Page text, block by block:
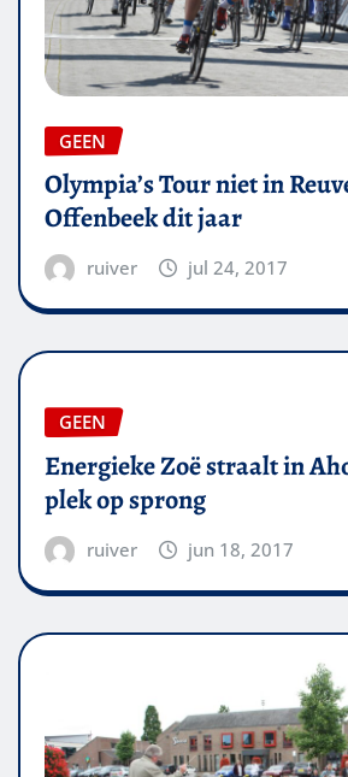
GEEN
Olympia’s Tour niet in
Offenbeek dit jaar
ruiver jul 24, 2017
GEEN
Energieke Zoë straalt in
plek op sprong
ruiver jun 18, 2017